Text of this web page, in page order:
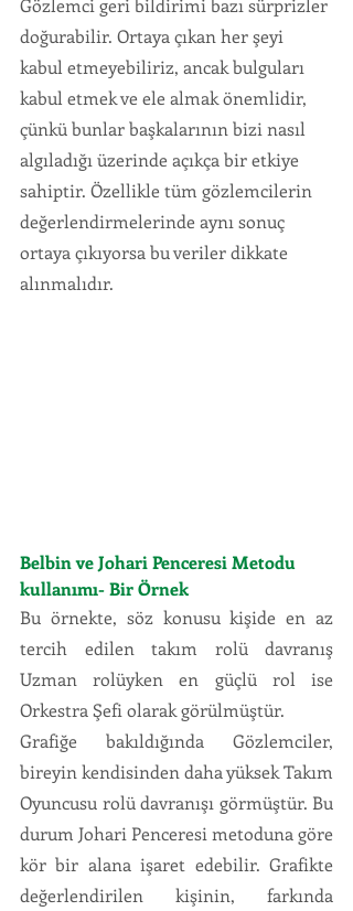
Gözlemci geri bildirimi bazı sürprizler
doğurabilir. Ortaya çıkan her şeyi
kabul etmeyebiliriz, ancak bulguları
kabul etmek ve ele almak önemlidir,
çünkü bunlar başkalarının bizi nasıl
algıladığı üzerinde açıkça bir etkiye
sahiptir. Özellikle tüm gözlemcilerin
değerlendirmelerinde aynı sonuç
ortaya çıkıyorsa bu veriler dikkate
alınmalıdır.
Belbin ve Johari Penceresi Metodu
kullanımı- Bir Örnek
Bu örnekte, söz konusu kişide en az
tercih edilen takım rolü davranış
Uzman rolüyken en güçlü rol ise
Orkestra Şefi olarak görülmüştür.
Grafiğe bakıldığında Gözlemciler,
bireyin kendisinden daha yüksek Takım
Oyuncusu rolü davranışı görmüştür. Bu
durum Johari Penceresi metoduna göre
kör bir alana işaret edebilir. Grafikte
değerlendirilen kişinin, farkında